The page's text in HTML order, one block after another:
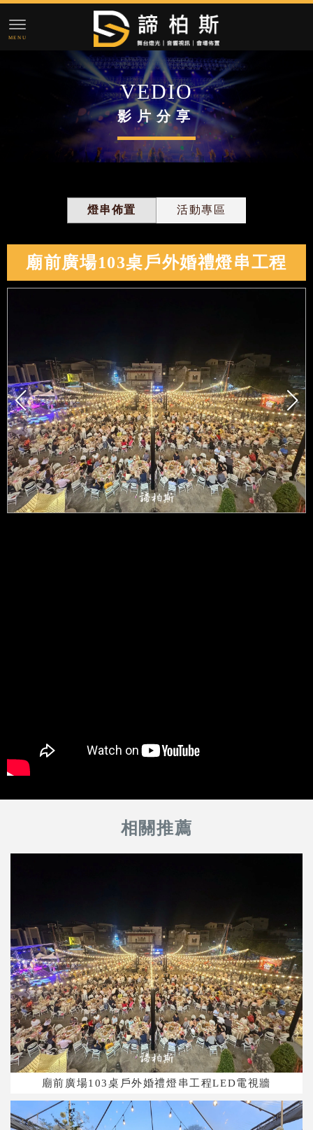
影片分享
燈串佈置 活動專區
廟前廣場103桌戶外婚禮燈串工程
廟前廣場103桌戶外婚禮燈串工程LED電視牆